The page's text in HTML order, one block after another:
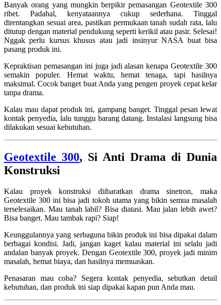
Banyak orang yang mungkin berpikir pemasangan Geotextile 300
ribet. Padahal, kenyataannya cukup sederhana. Tinggal
direntangkan sesuai area, pastikan permukaan tanah sudah rata, lalu
ditutup dengan material pendukung seperti kerikil atau pasir. Selesai!
Nggak perlu kursus khusus atau jadi insinyur NASA buat bisa
pasang produk ini.
Kepraktisan pemasangan ini juga jadi alasan kenapa Geotextile 300
semakin populer. Hemat waktu, hemat tenaga, tapi hasilnya
maksimal. Cocok banget buat Anda yang pengen proyek cepat kelar
tanpa drama.
Kalau mau dapat produk ini, gampang banget. Tinggal pesan lewat
kontak penyedia, lalu tunggu barang datang. Instalasi langsung bisa
dilakukan sesuai kebutuhan.
Geotextile 300, Si Anti Drama di Dunia
Konstruksi
Kalau proyek konstruksi diibaratkan drama sinetron, maka
Geotextile 300 ini bisa jadi tokoh utama yang bikin semua masalah
terselesaikan. Mau tanah labil? Bisa diatasi. Mau jalan lebih awet?
Bisa banget. Mau tambak rapi? Siap!
Keunggulannya yang serbaguna bikin produk ini bisa dipakai dalam
berbagai kondisi. Jadi, jangan kaget kalau material ini selalu jadi
andalan banyak proyek. Dengan Geotextile 300, proyek jadi minim
masalah, hemat biaya, dan hasilnya memuaskan.
Penasaran mau coba? Segera kontak penyedia, sebutkan detail
kebutuhan, dan produk ini siap dipakai kapan pun Anda mau.